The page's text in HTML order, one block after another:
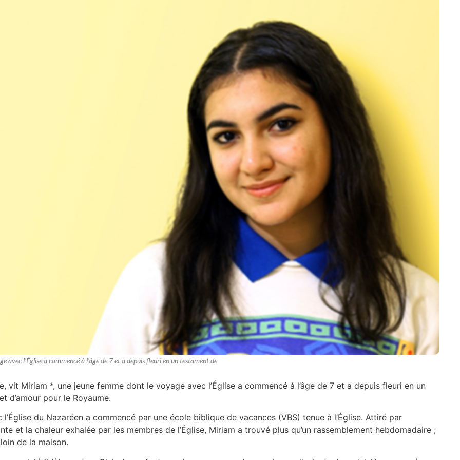
l'Église a commencé à l'âge de 7 et a depuis fleuri en un testament de
vit Miriam *, une jeune femme dont le voyage avec l’Église a commencé à l’âge de 7 et a depuis fleuri en un
d’amour pour le Royaume.
du Nazaréen a commencé par une école biblique de vacances (VBS) tenue à l’Église. Attiré par
et la chaleur exhalée par les membres de l’Église, Miriam a trouvé plus qu’un rassemblement hebdomadaire ;
de la maison.